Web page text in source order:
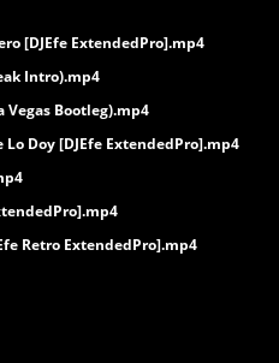
[DJEfe ExtendedPro].mp4
Intro).mp4
Vegas Bootleg).mp4
Lo Doy [DJEfe ExtendedPro].mp4
Retro ExtendedPro].mp4